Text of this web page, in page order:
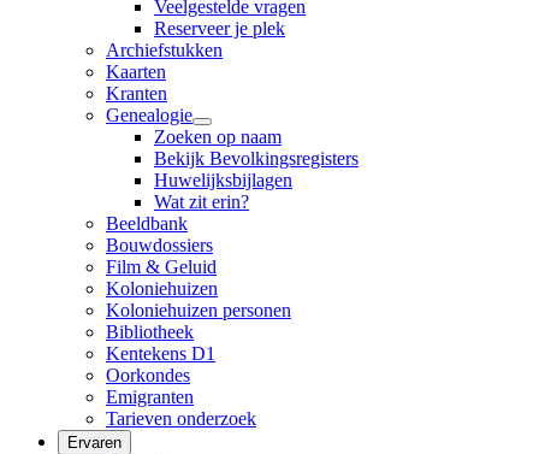
Veelgestelde vragen
Reserveer je plek
Archiefstukken
Kaarten
Kranten
Genealogie
Zoeken op naam
Bekijk Bevolkingsregisters
Huwelijksbijlagen
Wat zit erin?
Beeldbank
Bouwdossiers
Film & Geluid
Koloniehuizen
Koloniehuizen personen
Bibliotheek
Kentekens D1
Oorkondes
Emigranten
Tarieven onderzoek
Ervaren